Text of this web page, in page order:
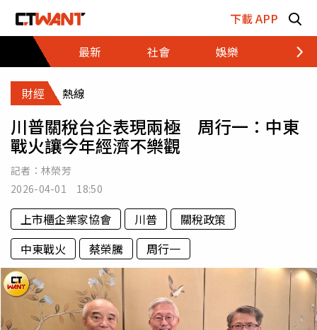
下載 APP
最新
社會 娛樂 財經
財經 熱線
川普關稅台企表現兩極 周行一：中東
戰火讓今年經濟不樂觀
記者： 林榮芳
2026-04-01 18:50
上市櫃企業家協會 川普
關稅政策
中東戰火
蔡榮騰 周行一